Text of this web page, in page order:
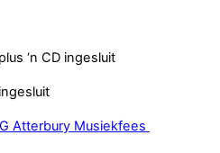
‘n CD ingesluit